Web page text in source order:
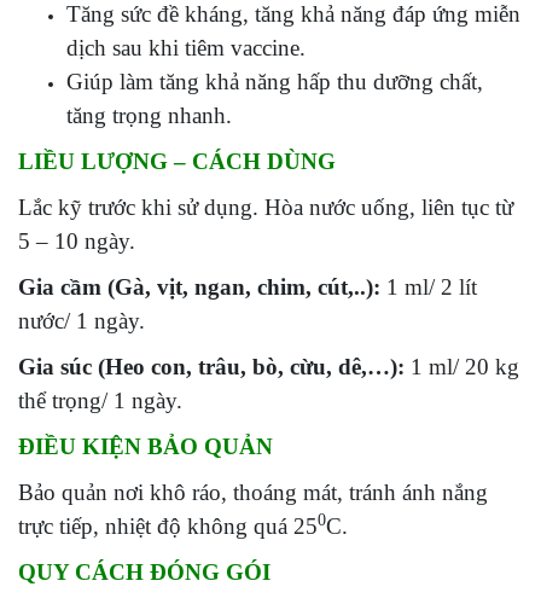
Tăng sức đề kháng, tăng khả năng đáp ứng miễn
dịch sau khi tiêm vaccine.
Giúp làm tăng khả năng hấp thu dưỡng chất,
tăng trọng nhanh.
LIỀU LƯỢNG – CÁCH DÙNG
Lắc kỹ trước khi sử dụng. Hòa nước uống, liên tục từ
5 – 10 ngày.
Gia cầm (Gà, vịt, ngan, chim, cút,..): 1 ml/ 2 lít
nước/ 1 ngày.
Gia súc (Heo con, trâu, bò, cừu, dê,…): 1 ml/ 20 kg
thể trọng/ 1 ngày.
ĐIỀU KIỆN BẢO QUẢN
Bảo quản nơi khô ráo, thoáng mát, tránh ánh nắng
trực tiếp, nhiệt độ không quá 250C.
QUY CÁCH ĐÓNG GÓI